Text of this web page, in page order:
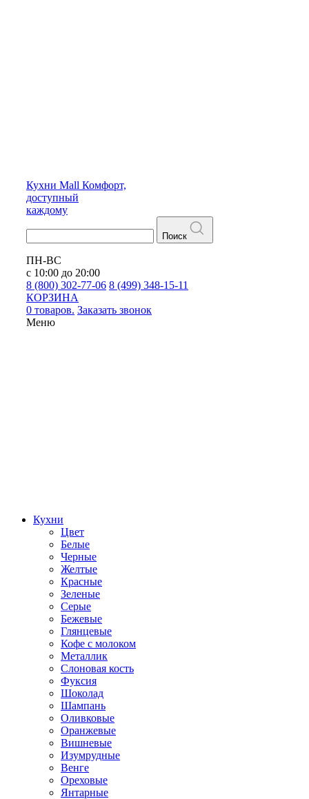
Кухни Mall Комфорт,
доступный
каждому
Поиск
ПН-ВС
с 10:00 до 20:00
8 (800) 302-77-06 8 (499) 348-15-11
КОРЗИНА
0 товаров. Заказать звонок
Меню
Кухни
Цвет
Белые
Черные
Желтые
Красные
Зеленые
Серые
Бежевые
Глянцевые
Кофе с молоком
Металлик
Слоновая кость
Фуксия
Шоколад
Шампань
Оливковые
Оранжевые
Вишневые
Изумрудные
Венге
Ореховые
Янтарные